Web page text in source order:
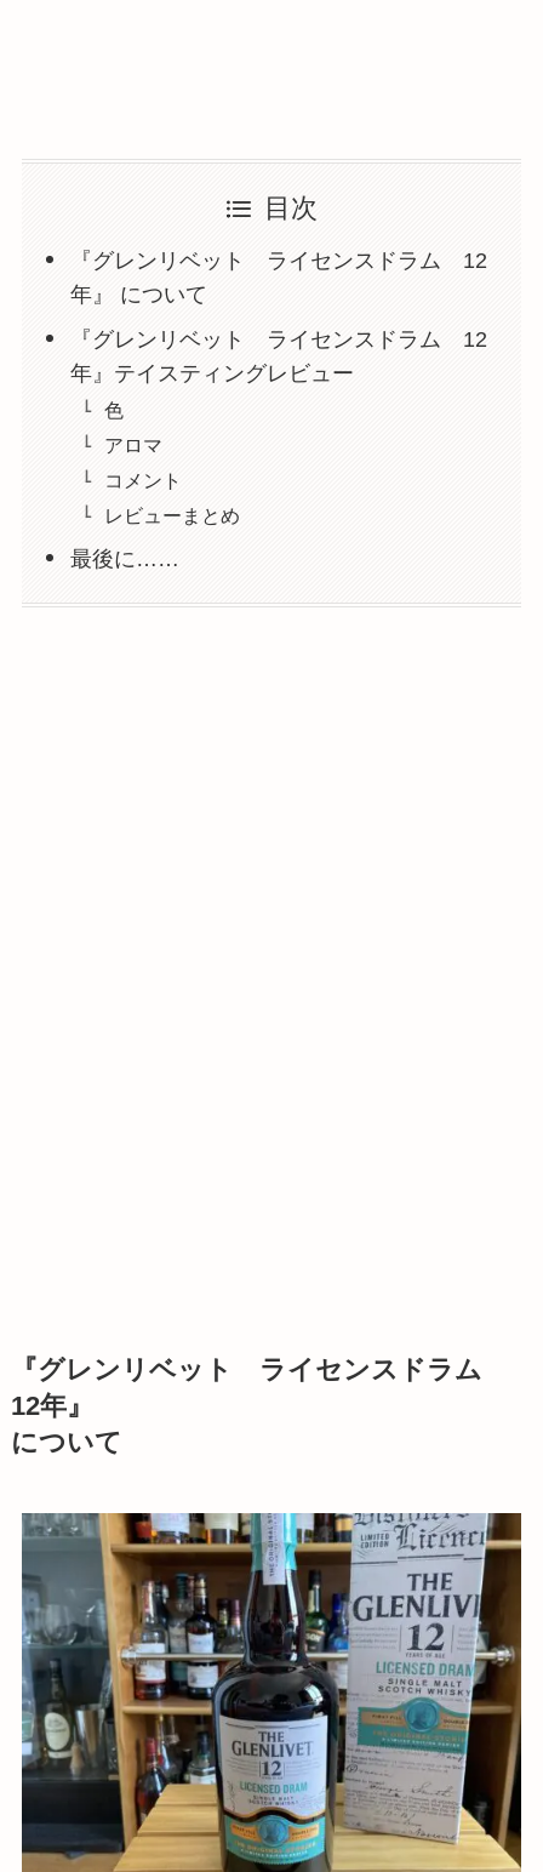
目次
『グレンリベット ライセンスドラム 12
年』 について
『グレンリベット ライセンスドラム 12
年』テイスティングレビュー
色
アロマ
コメント
レビューまとめ
最後に……
『グレンリベット ライセンスドラム
12年』
について